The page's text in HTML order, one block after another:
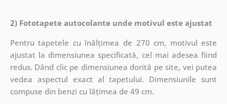
2) Fototapete autocolante unde motivul este ajustat
Pentru tapetele cu înălțimea de 270 cm, motivul este
ajustat la dimensiunea specificată, cel mai adesea fiind
redus. Dând clic pe dimensiunea dorită pe site, vei putea
vedea aspectul exact al tapetului. Dimensiunile sunt
compuse din benzi cu lățimea de 49 cm.